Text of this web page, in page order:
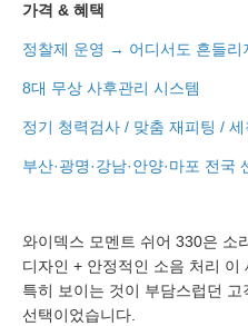
가격 & 혜택
정찰제 운영 → 어디서도 흔들리
8대 무상 사후관리 시스템
정기 청력검사 / 맞춤 재피팅 /
부산·광명·강남·안양·마포 전국
와이덱스 모멘트 쉬어 330은 소
디자인 + 안정적인 소음 처리 이
특히 보이는 것이 부담스럽던
선택이었습니다.